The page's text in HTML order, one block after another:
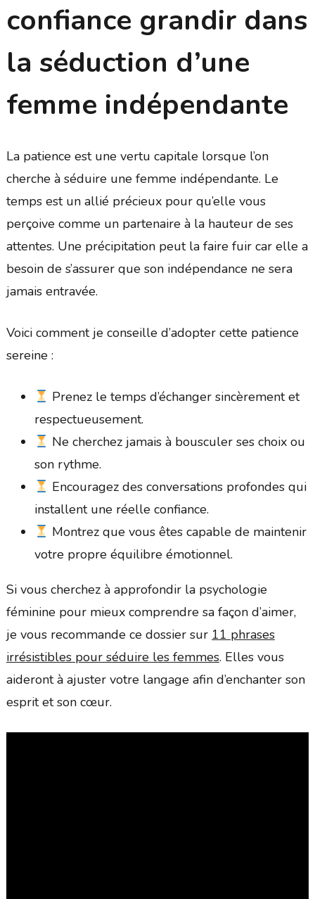
confiance grandir dans
la séduction d’une
femme indépendante
La patience est une vertu capitale lorsque l’on
cherche à séduire une femme indépendante. Le
temps est un allié précieux pour qu’elle vous
perçoive comme un partenaire à la hauteur de ses
attentes. Une précipitation peut la faire fuir car elle a
besoin de s’assurer que son indépendance ne sera
jamais entravée.
Voici comment je conseille d’adopter cette patience
sereine :
Prenez le temps d’échanger sincèrement et
respectueusement.
Ne cherchez jamais à bousculer ses choix ou
son rythme.
Encouragez des conversations profondes qui
installent une réelle confiance.
Montrez que vous êtes capable de maintenir
votre propre équilibre émotionnel.
Si vous cherchez à approfondir la psychologie
féminine pour mieux comprendre sa façon d’aimer,
je vous recommande ce dossier sur 11 phrases
irrésistibles pour séduire les femmes. Elles vous
aideront à ajuster votre langage afin d’enchanter son
esprit et son cœur.